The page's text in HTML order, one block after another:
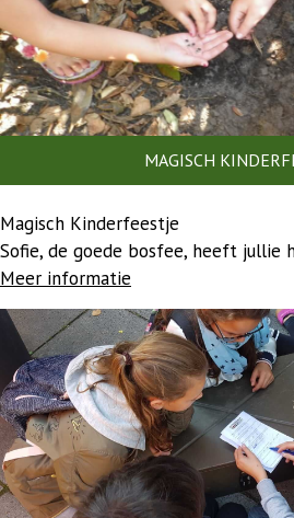
MAGISCH
Magisch Kinderfeestje
Sofie, de goede bosfee, heeft jullie
Meer informatie